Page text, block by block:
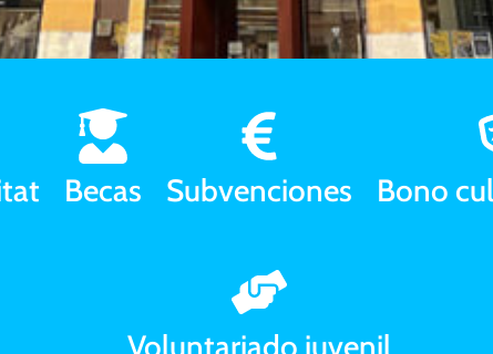
la página de
de
y recursos que
Becas Subvenciones Bono
Voluntariado juvenil